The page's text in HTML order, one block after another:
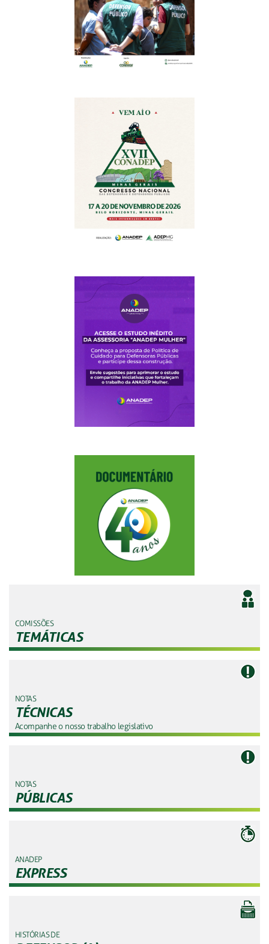
COMISSÕES
TEMÁTICAS
NOTAS
TÉCNICAS
Acompanhe o nosso trabalho legislativo
NOTAS
PÚBLICAS
ANADEP
EXPRESS
HISTÓRIAS DE